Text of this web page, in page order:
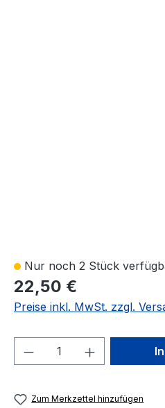
Nur noch 2 Stück
22,50 €
Preise inkl. MwSt. zzgl.
Produkt Anzahl:
Zum Merkzettel hinzufügen